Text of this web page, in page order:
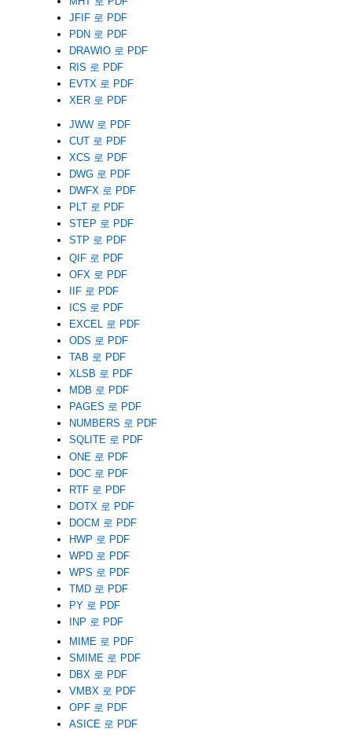
JFIF 로 PDF
PDN 로 PDF
DRAWIO 로 PDF
RIS 로 PDF
EVTX 로 PDF
XER 로 PDF
JWW 로 PDF
CUT 로 PDF
XCS 로 PDF
DWG 로 PDF
DWFX 로 PDF
PLT 로 PDF
STEP 로 PDF
STP 로 PDF
QIF 로 PDF
OFX 로 PDF
IIF 로 PDF
ICS 로 PDF
EXCEL 로 PDF
ODS 로 PDF
TAB 로 PDF
XLSB 로 PDF
MDB 로 PDF
PAGES 로 PDF
NUMBERS 로 PDF
SQLITE 로 PDF
ONE 로 PDF
DOC 로 PDF
RTF 로 PDF
DOTX 로 PDF
DOCM 로 PDF
HWP 로 PDF
WPD 로 PDF
WPS 로 PDF
TMD 로 PDF
PY 로 PDF
INP 로 PDF
MIME 로 PDF
SMIME 로 PDF
DBX 로 PDF
VMBX 로 PDF
OPF 로 PDF
ASICE 로 PDF